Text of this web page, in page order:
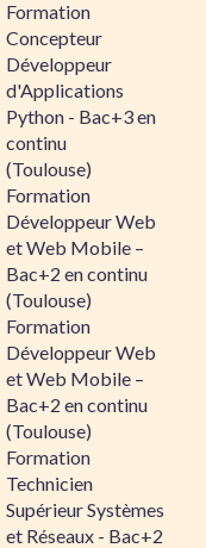
Formation
Concepteur
Développeur
d'Applications
Python - Bac+3 en
continu
(Toulouse)
Formation
Développeur Web
et Web Mobile –
Bac+2 en continu
(Toulouse)
Formation
Développeur Web
et Web Mobile –
Bac+2 en continu
(Toulouse)
Formation
Technicien
Supérieur Systèmes
et Réseaux - Bac+2